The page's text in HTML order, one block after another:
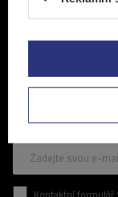
Připojte se k
Pravidelné
obchodě. Zní to
a ujistěte se, že
vás připravujeme.
Zadejte svou e-